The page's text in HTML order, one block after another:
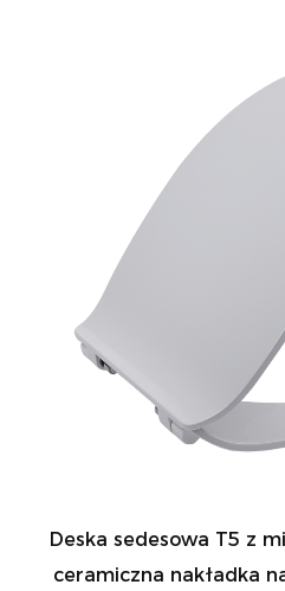
Deska sedesowa T5 z
ceramiczna nakładka